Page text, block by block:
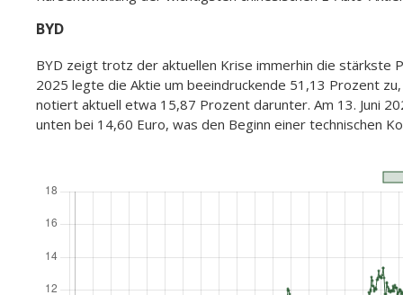
BYD
BYD zeigt trotz der aktuellen Krise immerhin die stärkste
2025 legte die Aktie um beeindruckende 51,13 Prozent
notiert aktuell etwa 15,87 Prozent darunter. Am 13. Juni
unten bei 14,60 Euro, was den Beginn einer technischen